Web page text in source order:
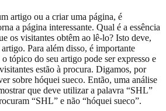
artigo ou a criar uma página, é
a página interessante. Qual é a essência
os visitantes obtêm ao lê-lo? Isto deve,
Para além disso, é importante
tópico do seu artigo pode ser expresso e
estão à procura. Digamos, por
sobre hóquei sueco. Então, uma análise
que deve utilizar a palavra “SHL”
“SHL” e não “hóquei sueco”.